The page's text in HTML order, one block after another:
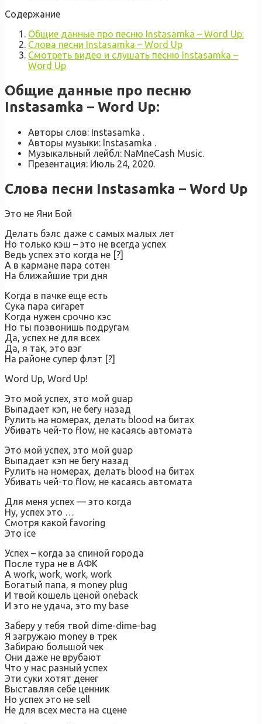
Содержание
Общие данные про песню Instasamka – Word Up:
Слова песни Instasamka – Word Up
Смотреть видео и слушать песню Instasamka –
Word Up
Общие данные про песню
Instasamka – Word Up:
Авторы слов: Instasamka .
Авторы музыки: Instasamka .
Музыкальный лейбл: NaMneCash Music.
Презентация: Июль 24, 2020.
Слова песни Instasamka – Word Up
Это не Яни Бой
Делать бэлс даже с самых малых лет
Но только кэш – это не всегда успех
Ведь успех это когда не [?]
А в кармане пара сотен
На ближайшие три дня
Когда в пачке еще есть
Сука пара сигарет
Когда нужен срочно кэс
Но ты позвонишь подругам
Да, успех не для всех
Да, я так, это вэг
На районе супер флэт [?]
Word Up, Word Up!
Это мой успех, это мой guap
Выпадает кэп, не бегу назад
Рулить на номерах, делать blood на битах
Убивать чей-то flow, не касаясь автомата
Это мой успех, это мой guap
Выпадает кэп не бегу назад
Рулить на номерах, делать blood на битах
Убивать чей-то flow, не касаясь автомата
Для меня успех — это когда
Ну, успех это …
Смотря какой favoring
Это ice
Успех – когда за спиной города
После тура не в АФК
А work, work, work, work
Богатый папа, я money plug
И твой кошель ценой oneback
И это не удача, это my base
Заберу у тебя твой dime-dime-bag
Я загружаю money в трек
Забираю большой чек
Они даже не врубают
Что у нас разный успех
Эти суки хотят денег
Выставляя себе ценник
Но успех это не sell
Не для всех места на сцене